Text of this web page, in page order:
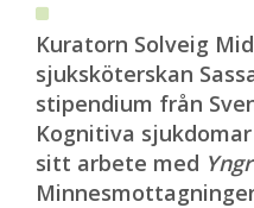
Kuratorn Solveig
sjuksköterskan
stipendium från
Kognitiva
sitt arbete med